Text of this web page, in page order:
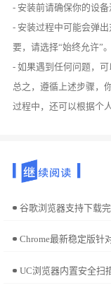
- 安装前请确保你的设备
- 安装过程中可能会弹
要，请选择“始终允许”。
- 如果遇到任何问题，
总之，遵循上述步骤，
过程中，还可以根据个